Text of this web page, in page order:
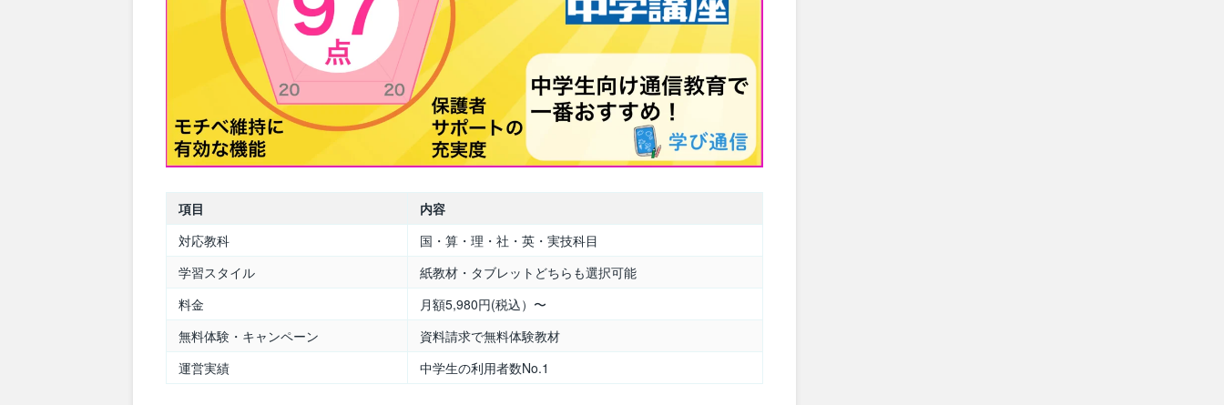
項目
内容
対応教科
国・算・理・社・英・実技科目
学習スタイル
紙教材・タブレットどちらも選択可能
料金
月額5,980円(税込）〜
無料体験・キャンペーン
資料請求で無料体験教材
運営実績
中学生の利用者数No.1